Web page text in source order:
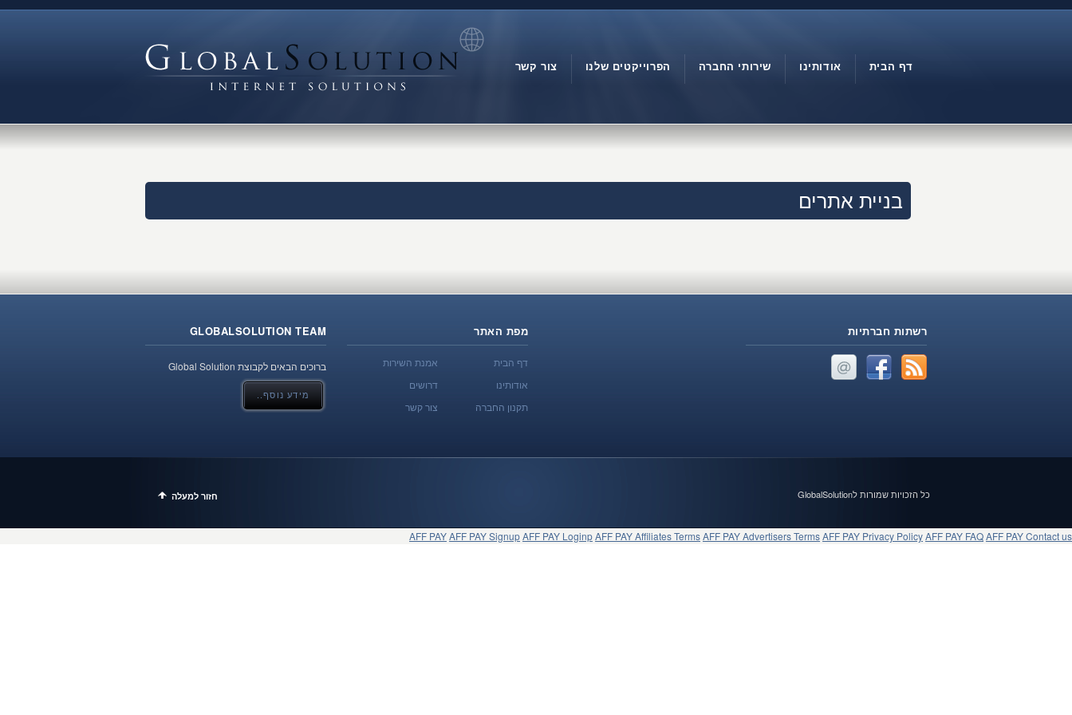
דף הבית אודותינו שירותי החברה הפרוייקטים שלנו צור קשר
בניית אתרים
רשתות חברתיות מפת האתר
דף הבית
אמנת השירות
אודותינו
דרושים
תקנון החברה
צור קשר
GLOBALSOLUTION TEAM
ברוכים הבאים לקבוצת Global Solution
מידע נוסף..
כל הזכויות שמורות לGlobalSolution חזור למעלה
AFF PAYAFF PAY SignupAFF PAY LoginpAFF PAY Affiliates TermsAFF PAY Advertisers TermsAFF PAY Privacy PolicyAFF PAY FAQAFF PAY Contact us